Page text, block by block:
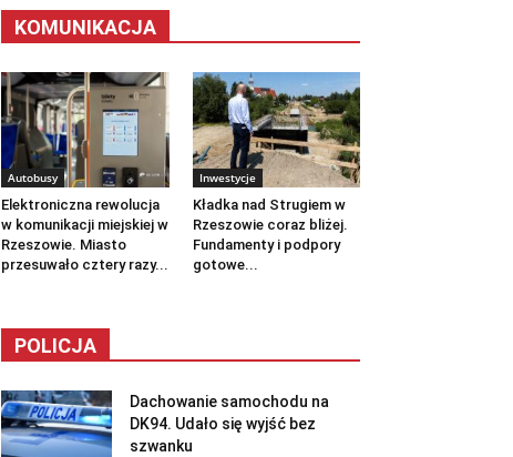
KOMUNIKACJA
Autobusy
Elektroniczna rewolucja
w komunikacji miejskiej w
Rzeszowie. Miasto
przesuwało cztery razy...
Inwestycje
Kładka nad Strugiem w
Rzeszowie coraz bliżej.
Fundamenty i podpory
gotowe...
POLICJA
Dachowanie samochodu na
DK94. Udało się wyjść bez
szwanku